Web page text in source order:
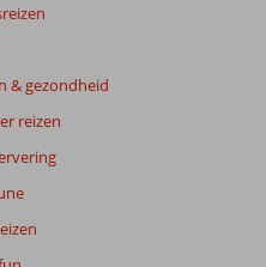
& gezondheid
reizen